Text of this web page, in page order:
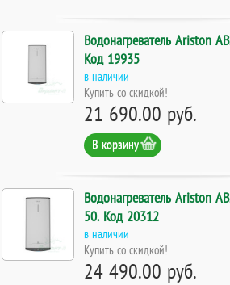
Водонагреватель Ariston
Код 19935
в наличии
Купить со скидкой!
21 690.00 руб.
В корзину
Водонагреватель Ariston
50. Код 20312
в наличии
Купить со скидкой!
24 490.00 руб.